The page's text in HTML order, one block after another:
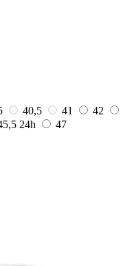
40,5 41
42
24h
47